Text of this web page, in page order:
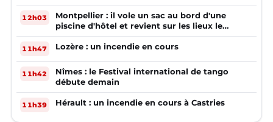
12h03
Montpellier : il vole un sac au bord d'une
piscine d'hôtel et revient sur les lieux le
lendemain
11h47 Lozère : un incendie en cours
11h42
Nîmes : le Festival international de tango
débute demain
11h39 Hérault : un incendie en cours à Castries